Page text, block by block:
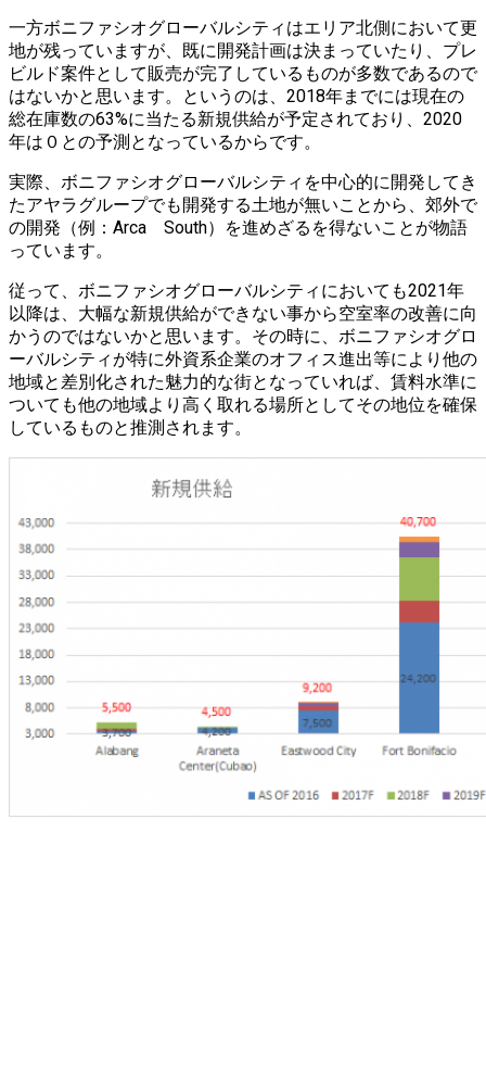
一方ボニファシオグローバルシティはエリア北側において更
地が残っていますが、既に開発計画は決まっていたり、プレ
ビルド案件として販売が完了しているものが多数であるので
はないかと思います。というのは、2018年までには現在の
総在庫数の63%に当たる新規供給が予定されており、2020
年は０との予測となっているからです。
実際、ボニファシオグローバルシティを中心的に開発してき
たアヤラグループでも開発する土地が無いことから、郊外で
の開発（例：Arca South）を進めざるを得ないことが物語
っています。
従って、ボニファシオグローバルシティにおいても2021年
以降は、大幅な新規供給ができない事から空室率の改善に向
かうのではないかと思います。その時に、ボニファシオグロ
ーバルシティが特に外資系企業のオフィス進出等により他の
地域と差別化された魅力的な街となっていれば、賃料水準に
ついても他の地域より高く取れる場所としてその地位を確保
しているものと推測されます。